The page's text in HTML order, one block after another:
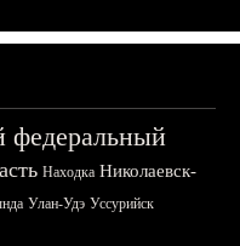
федеральный
Находка Николаевск-
Улан-Удэ Уссурийск